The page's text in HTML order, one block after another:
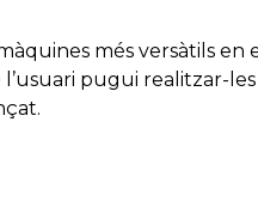
més versàtils en
pugui realitzar-les